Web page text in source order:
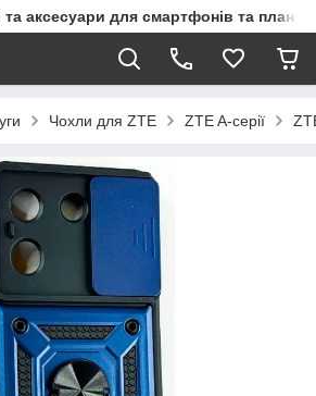
аксесуари для смартфонів та
Чохли для ZTE ZTE A-серії